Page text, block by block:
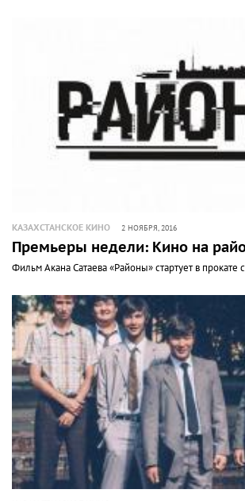
КАЗАХСТАНСКОЕ КИНО 2 НОЯБРЯ, 2016
Премьеры недели: Кино на
Фильм Акана Сатаева «Районы» стартует в прокате